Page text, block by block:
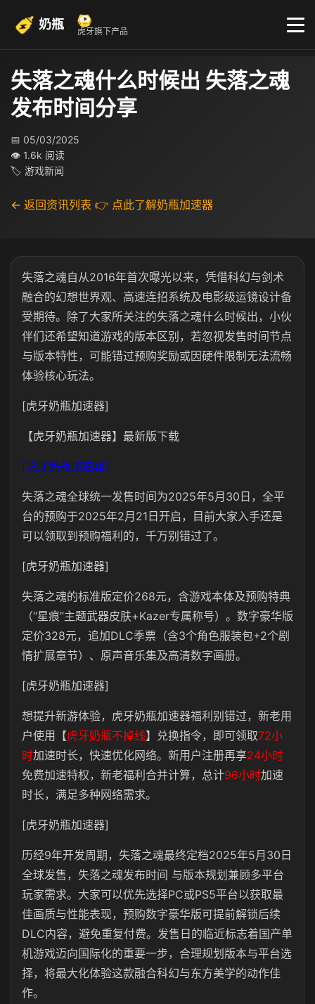
奶瓶 虎牙旗下产品
失落之魂什么时候出 失落之魂
发布时间分享
📅 05/03/2025
👁 1.6k 阅读
🏷 游戏新闻
← 返回资讯列表 👉 点此了解奶瓶加速器
失落之魂自从2016年首次曝光以来，凭借科幻与剑术
融合的幻想世界观、高速连招系统及电影级运镜设计备
受期待。除了大家所关注的失落之魂什么时候出，小伙
伴们还希望知道游戏的版本区别，若忽视发售时间节点
与版本特性，可能错过预购奖励或因硬件限制无法流畅
体验核心玩法。
[虎牙奶瓶加速器]
【虎牙奶瓶加速器】最新版下载
[虎牙奶瓶加速器]
失落之魂全球统一发售时间为2025年5月30日，全平
台的预购于2025年2月21日开启，目前大家入手还是
可以领取到预购福利的，千万别错过了。
[虎牙奶瓶加速器]
失落之魂的标准版定价268元，含游戏本体及预购特典
（“星痕”主题武器皮肤+Kazer专属称号）。数字豪华版
定价328元，追加DLC季票（含3个角色服装包+2个剧
情扩展章节）、原声音乐集及高清数字画册。
[虎牙奶瓶加速器]
想提升新游体验，虎牙奶瓶加速器福利别错过，新老用
户使用【虎牙奶瓶不掉线】兑换指令，即可领取72小
时加速时长，快速优化网络。新用户注册再享24小时
免费加速特权，新老福利合并计算，总计96小时加速
时长，满足多种网络需求。
[虎牙奶瓶加速器]
历经9年开发周期，失落之魂最终定档2025年5月30日
全球发售，失落之魂发布时间 与版本规划兼顾多平台
玩家需求。大家可以优先选择PC或PS5平台以获取最
佳画质与性能表现，预购数字豪华版可提前解锁后续
DLC内容，避免重复付费。发售日的临近标志着国产单
机游戏迈向国际化的重要一步，合理规划版本与平台选
择，将最大化体验这款融合科幻与东方美学的动作佳
作。